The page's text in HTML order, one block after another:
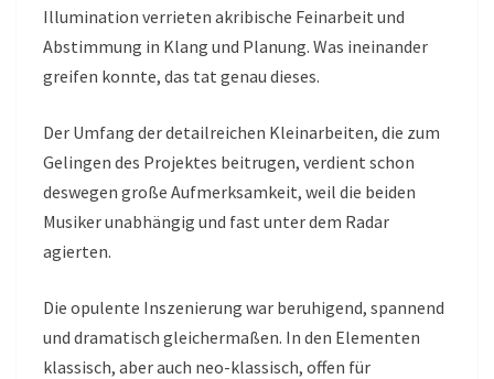
Illumination verrieten akribische Feinarbeit und
Abstimmung in Klang und Planung. Was ineinander
greifen konnte, das tat genau dieses.
Der Umfang der detailreichen Kleinarbeiten, die zum
Gelingen des Projektes beitrugen, verdient schon
deswegen große Aufmerksamkeit, weil die beiden
Musiker unabhängig und fast unter dem Radar
agierten.
Die opulente Inszenierung war beruhigend, spannend
und dramatisch gleichermaßen. In den Elementen
klassisch, aber auch neo-klassisch, offen für